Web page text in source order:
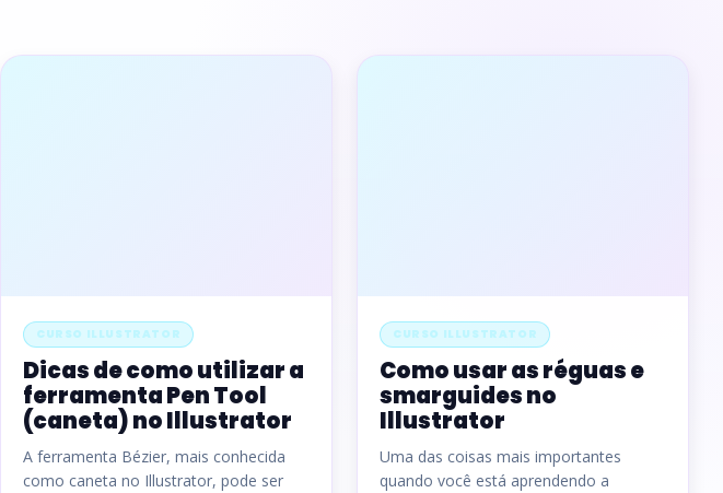
CURSO ILLUSTRATOR
Dicas de como utilizar a
ferramenta Pen Tool
(caneta) no Illustrator
A ferramenta Bézier, mais conhecida
como caneta no Illustrator, pode ser
CURSO ILLUSTRATOR
Como usar as réguas e
smarguides no
Illustrator
Uma das coisas mais importantes
quando você está aprendendo a